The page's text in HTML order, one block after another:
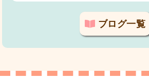
ブログ一覧